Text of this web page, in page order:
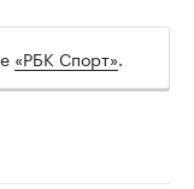
«РБК Спорт».